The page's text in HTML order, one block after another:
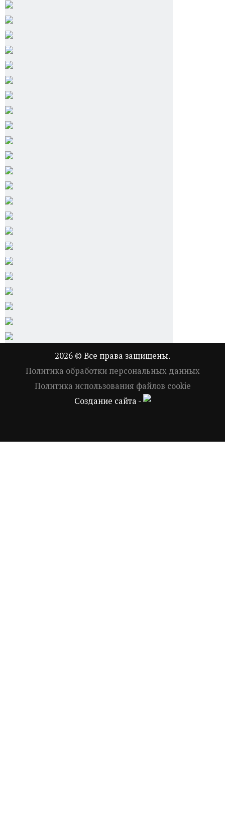
2026 © Все права защищены.
Политика обработки персональных данных
Политика использования файлов cookie
Создание сайта -